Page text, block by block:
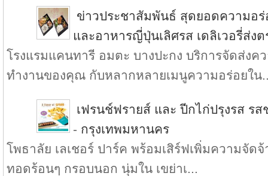
ข่าวประชาสัมพันธ์ สุดยอดความอร่
และอาหารญี่ปุ่นเลิศรส เดลิเวอรี่ส่ง
โรงแรมแคนทารี อมตะ บางปะกง บริการจัดส่งค
ทำงานของคุณ กับหลากหลายเมนูความอร่อยใน
เฟรนช์ฟรายส์ และ ปีกไก่ปรุงรส รส
- กรุงเทพมหานคร
โพธาลัย เลเชอร์ ปาร์ค พร้อมเสิร์ฟเพิ่มความจัด
ทอดร้อนๆ กรอบนอก นุ่มใน เขย่าเ...